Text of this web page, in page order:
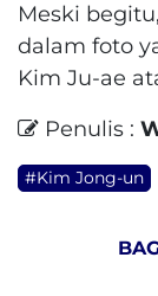
Meski
dalam foto
Kim Ju-ae
Penulis :
#Kim Jong-un